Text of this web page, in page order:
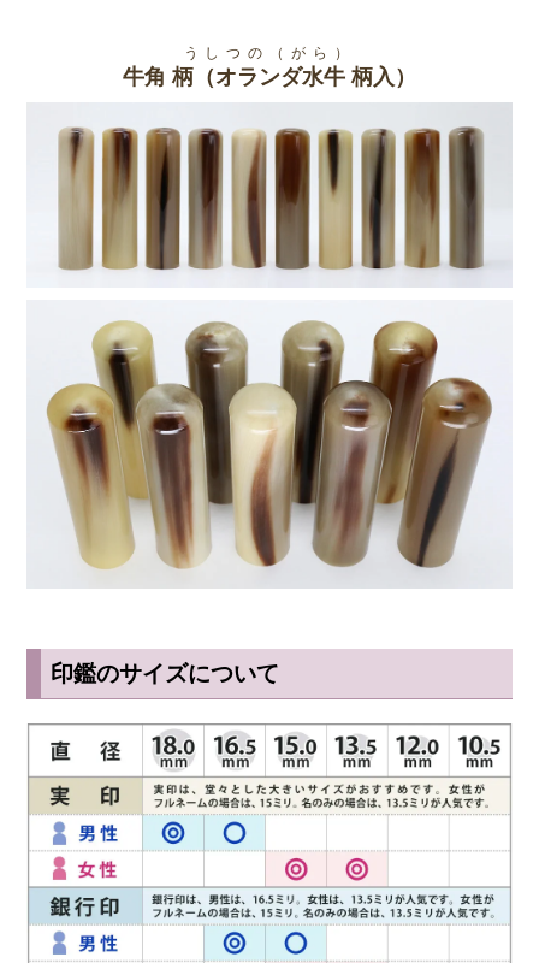
うしつの（がら）
牛角 柄（オランダ水牛 柄入）
印鑑のサイズについて